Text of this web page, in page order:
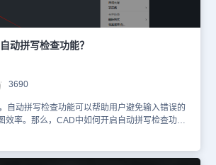
价值。对此感兴趣的设计师朋友们可以关注浩辰
小编会在后续的CAD制图教程中给大家分享更
要错过哦！
动拼写检查功能？
3690
自动拼写检查功能可以帮助用户避免输入错误的
效率。那么，CAD中如何开启自动拼写检查功能
：1、启动浩辰CAD后，打开/新建图形文件，调